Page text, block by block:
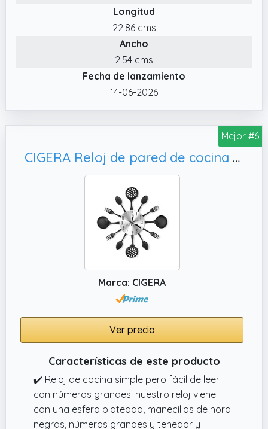
Longitud
22.86 cms
Ancho
2.54 cms
Fecha de lanzamiento
14-06-2026
Mejor #6
CIGERA Reloj de pared de cocina de 14 pulgadas con esfera de tenedor y cuchara, gran decoración de pared y bonitos regalos de inauguración de la casa
Marca: CIGERA
Ver precio
Características de este producto
✔️ Reloj de cocina simple pero fácil de leer
con números grandes: nuestro reloj viene
con una esfera plateada, manecillas de hora
negras, números grandes y tenedor y